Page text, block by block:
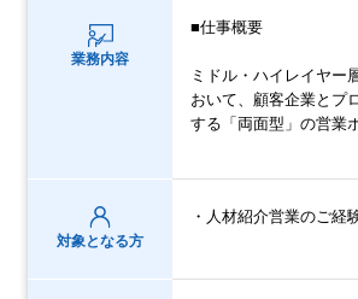
業務内容
■仕事概要
ミドル・ハイレイヤー
おいて、顧客企業とプ
する「両面型」の営業
対象となる方
・人材紹介営業のご経